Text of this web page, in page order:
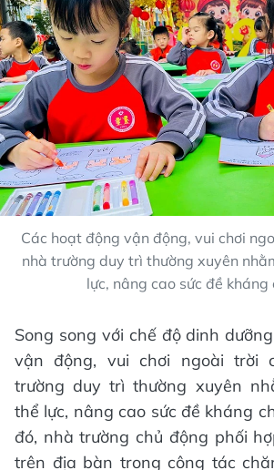
Các hoạt động vận động, vui chơi
nhà trường duy trì thường xuyên
lực, nâng cao sức đề kháng
Song song với chế độ dinh
vận động, vui chơi ngoài trời
trường duy trì thường xuyên
thể lực, nâng cao sức đề kháng
đó, nhà trường chủ động phối
trên địa bàn trong công tác